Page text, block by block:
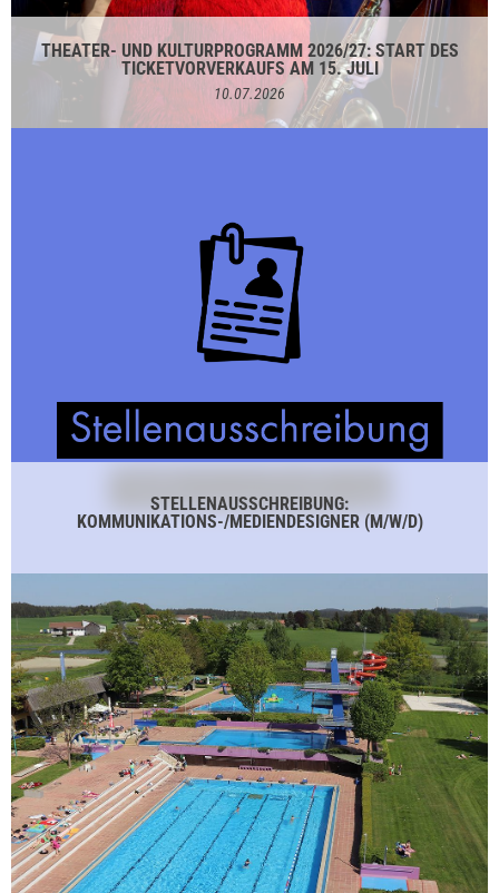
THEATER- UND KULTURPROGRAMM 2026/27: START DES
TICKETVORVERKAUFS AM 15. JULI
10.07.2026
STELLENAUSSCHREIBUNG:
KOMMUNIKATIONS-/MEDIENDESIGNER (M/W/D)